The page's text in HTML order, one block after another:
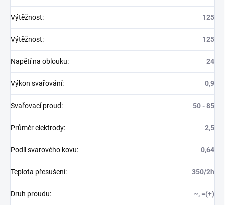
Výtěžnost: 125
Výtěžnost: 125
Napětí na oblouku: 24
Výkon svařování: 0,9
Svařovací proud: 50 - 85
Průměr elektrody: 2,5
Podíl svarového kovu: 0,64
Teplota přesušení: 350/2h
Druh proudu: ~, =(+)